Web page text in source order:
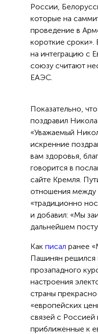
России,
которые на
проведение в
короткие сроки».
на интеграцию с
союзу считают
ЕАЭС.
Показательно,
поздравил
«Уважаемый
искренние
вам здоровья,
говорится в
сайте Кремля.
отношения
«традиционно
и добавил: «Мы
дальнейшем
Как писал ранее
Пашинян решился
прозападного
настроения
страны
«европейских
связей с Россией
приближенные к